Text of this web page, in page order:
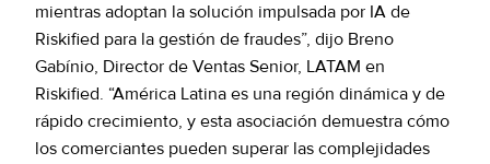
mientras adoptan la solución impulsada por IA de
Riskified para la gestión de fraudes”, dijo Breno
Gabínio, Director de Ventas Senior, LATAM en
Riskified. “América Latina es una región dinámica y de
rápido crecimiento, y esta asociación demuestra cómo
los comerciantes pueden superar las complejidades